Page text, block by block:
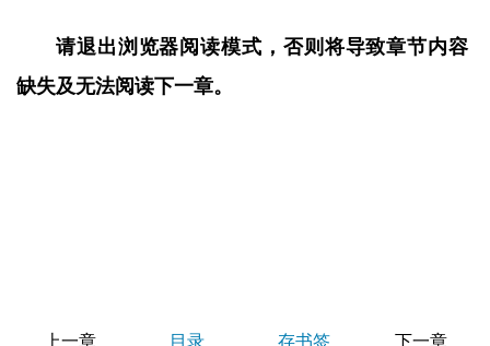
请退出浏览器阅读模式，否则将导致章节内容
缺失及无法阅读下一章。
上一章 目录 存书签 下一章